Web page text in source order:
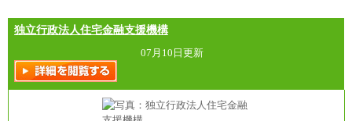
独立行政法人住宅金融支援機構
07月10日更新